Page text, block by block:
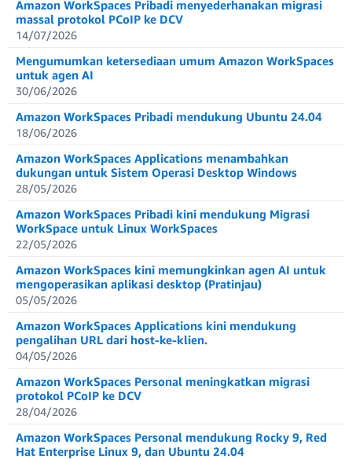
Amazon WorkSpaces Pribadi menyederhanakan migrasi
massal protokol PCoIP ke DCV
14/07/2026
Mengumumkan ketersediaan umum Amazon WorkSpaces
untuk agen AI
30/06/2026
Amazon WorkSpaces Pribadi mendukung Ubuntu 24.04
18/06/2026
Amazon WorkSpaces Applications menambahkan
dukungan untuk Sistem Operasi Desktop Windows
28/05/2026
Amazon WorkSpaces Pribadi kini mendukung Migrasi
WorkSpace untuk Linux WorkSpaces
22/05/2026
Amazon WorkSpaces kini memungkinkan agen AI untuk
mengoperasikan aplikasi desktop (Pratinjau)
05/05/2026
Amazon WorkSpaces Applications kini mendukung
pengalihan URL dari host-ke-klien.
04/05/2026
Amazon WorkSpaces Personal meningkatkan migrasi
protokol PCoIP ke DCV
28/04/2026
Amazon WorkSpaces Personal mendukung Rocky 9, Red
Hat Enterprise Linux 9, dan Ubuntu 24.04